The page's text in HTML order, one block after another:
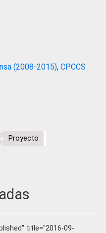
(2008-2015), CPCCS
Proyecto
title="2016-09-